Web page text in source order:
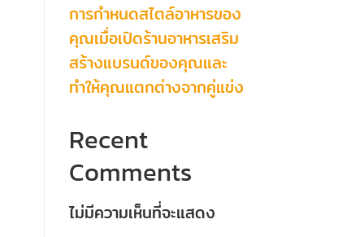
การกำหนดสไตล์อาหารของ
คุณเมื่อเปิดร้านอาหารเสริม
สร้างแบรนด์ของคุณและ
ทำให้คุณแตกต่างจากคู่แข่ง
Recent
Comments
ไม่มีความเห็นที่จะแสดง